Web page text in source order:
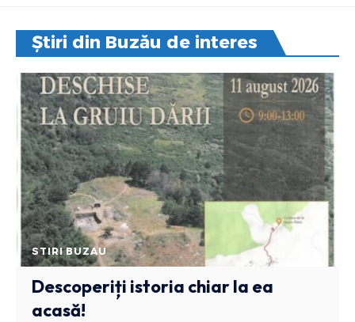
Știri din Buzău de interes
STIRI BUZAU
Descoperiți istoria chiar la ea
acasă!